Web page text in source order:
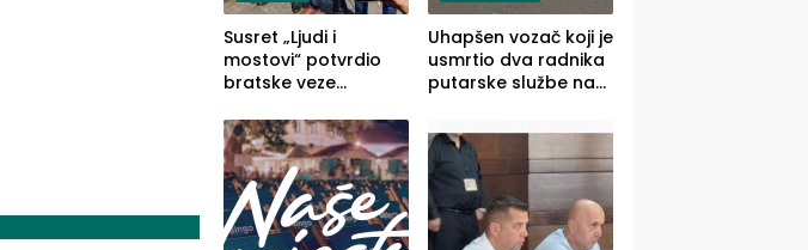
Susret „Ljudi i
mostovi“ potvrdio
bratske veze
Zvornika
Uhapšen vozač koji je
usmrtio dva radnika
putarske službe na
prema Šapcu
(FOTO)